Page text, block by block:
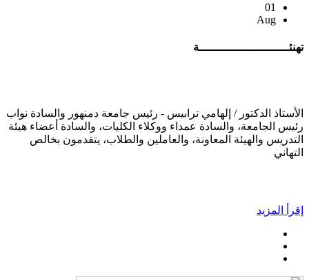
01
Aug
تهنئــــــــــــــــــــــــــة
الأستاذ الدكتور / إلهامي ترابيس - رئيس جامعة دمنهور والسادة نواب
رئيس الجامعة، والسادة عمداء ووكلاء الكليات، والسادة أعضاء هيئة
التدريس والهيئة المعاونة، والعاملين والطلاب، يتقدمون بخالص
التهاني
إقرأ المزيد